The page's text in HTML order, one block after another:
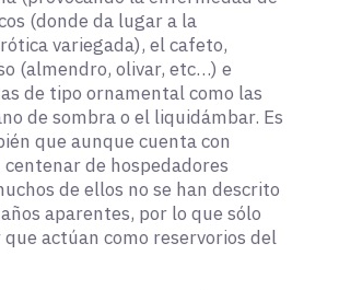
(donde da lugar a la
variegada), el cafeto,
(almendro, olivar, etc…) e
de tipo ornamental como las
de sombra o el liquidámbar. Es
que aunque cuenta con
de hospedadores
de ellos no se han descrito
aparentes, por lo que sólo
actúan como reservorios del